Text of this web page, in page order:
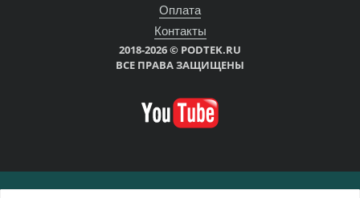
Оплата
Контакты
2018-2026 © PODTEK.RU
ВСЕ ПРАВА ЗАЩИЩЕНЫ